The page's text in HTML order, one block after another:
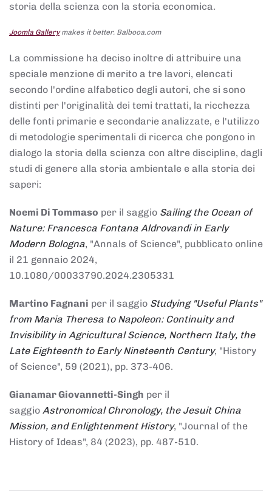
storia della scienza con la storia economica.
Joomla Gallerymakes it better. Balbooa.com
La commissione ha deciso inoltre di attribuire una
speciale menzione di merito a tre lavori, elencati
secondo l'ordine alfabetico degli autori, che si sono
distinti per l'originalità dei temi trattati, la ricchezza
delle fonti primarie e secondarie analizzate, e l'utilizzo
di metodologie sperimentali di ricerca che pongono in
dialogo la storia della scienza con altre discipline, dagli
studi di genere alla storia ambientale e alla storia dei
saperi:
Noemi Di Tommaso per il saggio Sailing the Ocean of
Nature: Francesca Fontana Aldrovandi in Early
Modern Bologna, "Annals of Science", pubblicato online
il 21 gennaio 2024,
10.1080/00033790.2024.2305331
Martino Fagnani per il saggio Studying "Useful Plants"
from Maria Theresa to Napoleon: Continuity and
Invisibility in Agricultural Science, Northern Italy, the
Late Eighteenth to Early Nineteenth Century, "History
of Science", 59 (2021), pp. 373-406.
Gianamar Giovannetti-Singh per il
saggio Astronomical Chronology, the Jesuit China
Mission, and Enlightenment History, "Journal of the
History of Ideas", 84 (2023), pp. 487-510.